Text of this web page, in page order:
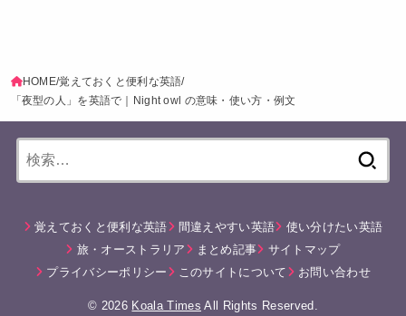
HOME 覚えておくと便利な英語
「夜型の人」を英語で｜Night owl の意味・使い方・例文
覚えておくと便利な英語 間違えやすい英語
使い分けたい英語
旅・オーストラリア
まとめ記事
サイトマップ
プライバシーポリシー
このサイトについて お問い合わせ
© 2026 Koala Times All Rights Reserved.